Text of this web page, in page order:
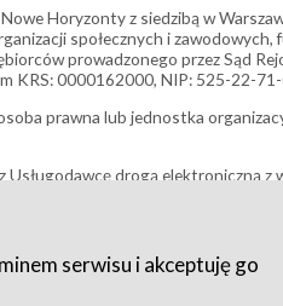
Horyzonty z siedzibą w
społecznych i
prowadzonego przez Sąd
KRS: 0000162000, NIP: 525-22-
prawna lub jednostka
Usługodawcę drogą elektroniczną
zawarcie umowy z
serwisu i akceptuję go